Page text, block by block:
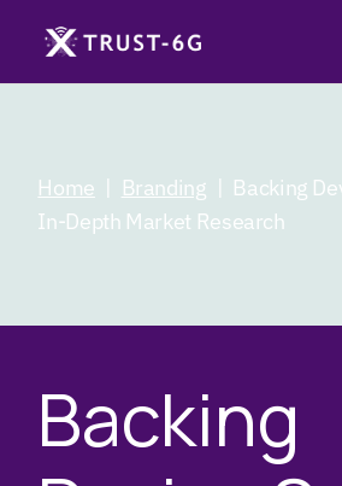
Home Branding
Backing
In-Depth Market Research
Backing